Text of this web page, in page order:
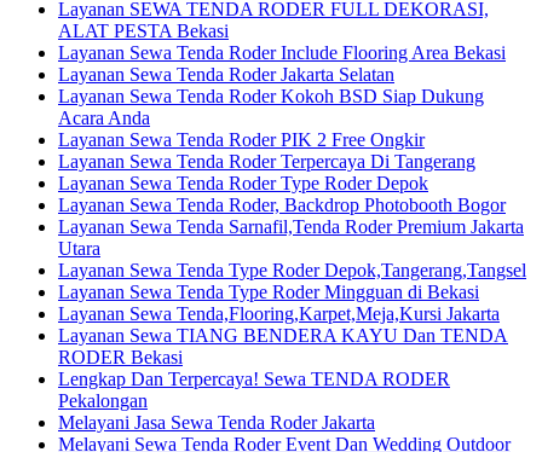
Layanan SEWA TENDA RODER FULL DEKORASI,
ALAT PESTA Bekasi
Layanan Sewa Tenda Roder Include Flooring Area Bekasi
Layanan Sewa Tenda Roder Jakarta Selatan
Layanan Sewa Tenda Roder Kokoh BSD Siap Dukung
Acara Anda
Layanan Sewa Tenda Roder PIK 2 Free Ongkir
Layanan Sewa Tenda Roder Terpercaya Di Tangerang
Layanan Sewa Tenda Roder Type Roder Depok
Layanan Sewa Tenda Roder, Backdrop Photobooth Bogor
Layanan Sewa Tenda Sarnafil,Tenda Roder Premium Jakarta
Utara
Layanan Sewa Tenda Type Roder Depok,Tangerang,Tangsel
Layanan Sewa Tenda Type Roder Mingguan di Bekasi
Layanan Sewa Tenda,Flooring,Karpet,Meja,Kursi Jakarta
Layanan Sewa TIANG BENDERA KAYU Dan TENDA
RODER Bekasi
Lengkap Dan Terpercaya! Sewa TENDA RODER
Pekalongan
Melayani Jasa Sewa Tenda Roder Jakarta
Melayani Sewa Tenda Roder Event Dan Wedding Outdoor